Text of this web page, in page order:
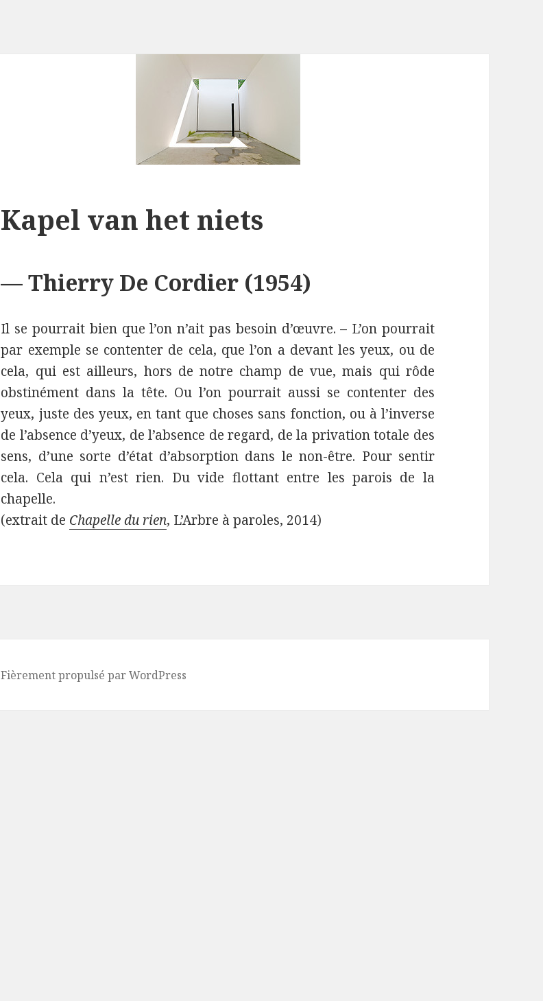
Kapel van het niets
— Thierry De Cordier (1954)
Il se pourrait bien que l’on n’ait pas besoin d’œuvre. – L’on pourrait
par exemple se contenter de cela, que l’on a devant les yeux, ou de
cela, qui est ailleurs, hors de notre champ de vue, mais qui rôde
obstinément dans la tête. Ou l’on pourrait aussi se contenter des
yeux, juste des yeux, en tant que choses sans fonction, ou à l’inverse
de l’absence d’yeux, de l’absence de regard, de la privation totale des
sens, d’une sorte d’état d’absorption dans le non-être. Pour sentir
cela. Cela qui n’est rien. Du vide flottant entre les parois de la
chapelle.
(extrait de Chapelle du rien, L’Arbre à paroles, 2014)
Fièrement propulsé par WordPress